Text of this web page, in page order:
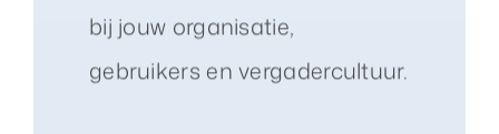
bij jouw organisatie,
gebruikers en vergadercultuur.